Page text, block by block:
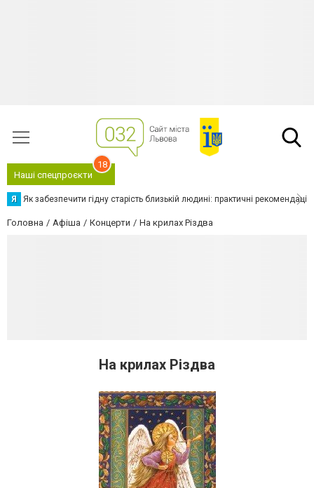
Наші спецпроєкти
18
Я Як забезпечити гідну старість близькій людині: практичні рекомендації
Головна Афіша Концерти На крилах Різдва
На крилах Різдва